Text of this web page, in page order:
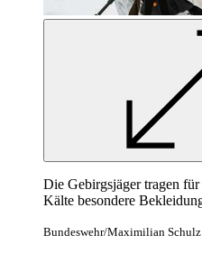
Die Gebirgsjäger tragen
Kälte besondere
Bundeswehr/Maximilian Schulz